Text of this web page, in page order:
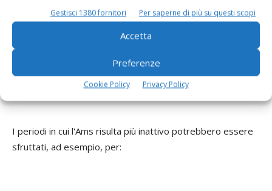
Gestisci 1380 fornitori Per saperne di più su questi scopi
Accetta
Preferenze
Cookie Policy Privacy Policy
inferiore alla media. Nello specifico si osserva un brusco
calo del numero di mungiture all'una e alle tre di notte,
mentre si verificano altre due diminuzioni, seppur più
contenute, in corrispondenza delle 6 e delle 8 del mattino.
I periodi in cui l'Ams risulta più inattivo potrebbero essere
sfruttati, ad esempio, per: